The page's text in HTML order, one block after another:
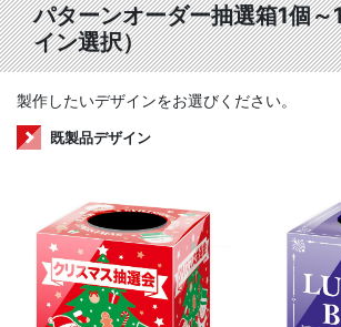
パターンオーダー抽選箱1個
イン選択）
製作したいデザインをお選びください。
既製品デザイン